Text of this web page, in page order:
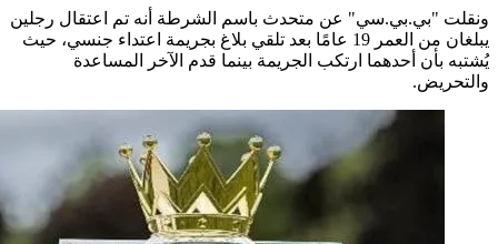
ونقلت "بي.بي.سي" عن متحدث باسم الشرطة أنه تم اعتقال رجلين
يبلغان من العمر 19 عامًا بعد تلقي بلاغ بجريمة اعتداء جنسي، حيث
يُشتبه بأن أحدهما ارتكب الجريمة بينما قدم الآخر المساعدة
والتحريض.